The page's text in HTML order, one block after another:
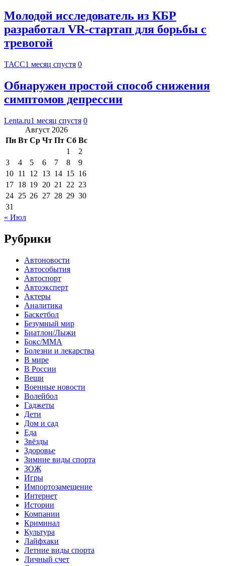
Молодой исследователь из КБР
разработал VR-стартап для борьбы с
тревогой
ТАСС1 месяц спустя 0
Обнаружен простой способ снижения
симптомов депрессии
Lenta.ru1 месяц спустя 0
Август 2026
Пн Вт Ср Чт Пт Сб Вс
1
2
3
4 5 6 7 8
9
10 11 12 13 14 15 16
17 18 19 20 21 22 23
24 25 26 27 28 29 30
31
« Июл
Рубрики
Автоновости
Автособытия
Автоспорт
Автоэксперт
Актеры
Аналитика
Баскетбол
Безумный мир
Биатлон/Лыжи
Бокс/MMA
Болезни и лекарства
В мире
В России
Вещи
Военные новости
Волейбол
Гаджеты
Дети
Дом и сад
Еда
Звёзды
Здоровье
Зимние виды спорта
ЗОЖ
Игры
Импортозамещение
Интернет
Истории
Компании
Криминал
Культура
Лайфхаки
Летние виды спорта
Личный счет